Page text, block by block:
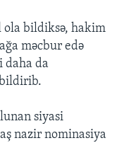
ola bildiksə, hakim
məcbur edə
daha da
siyasi
nazir nominasiya